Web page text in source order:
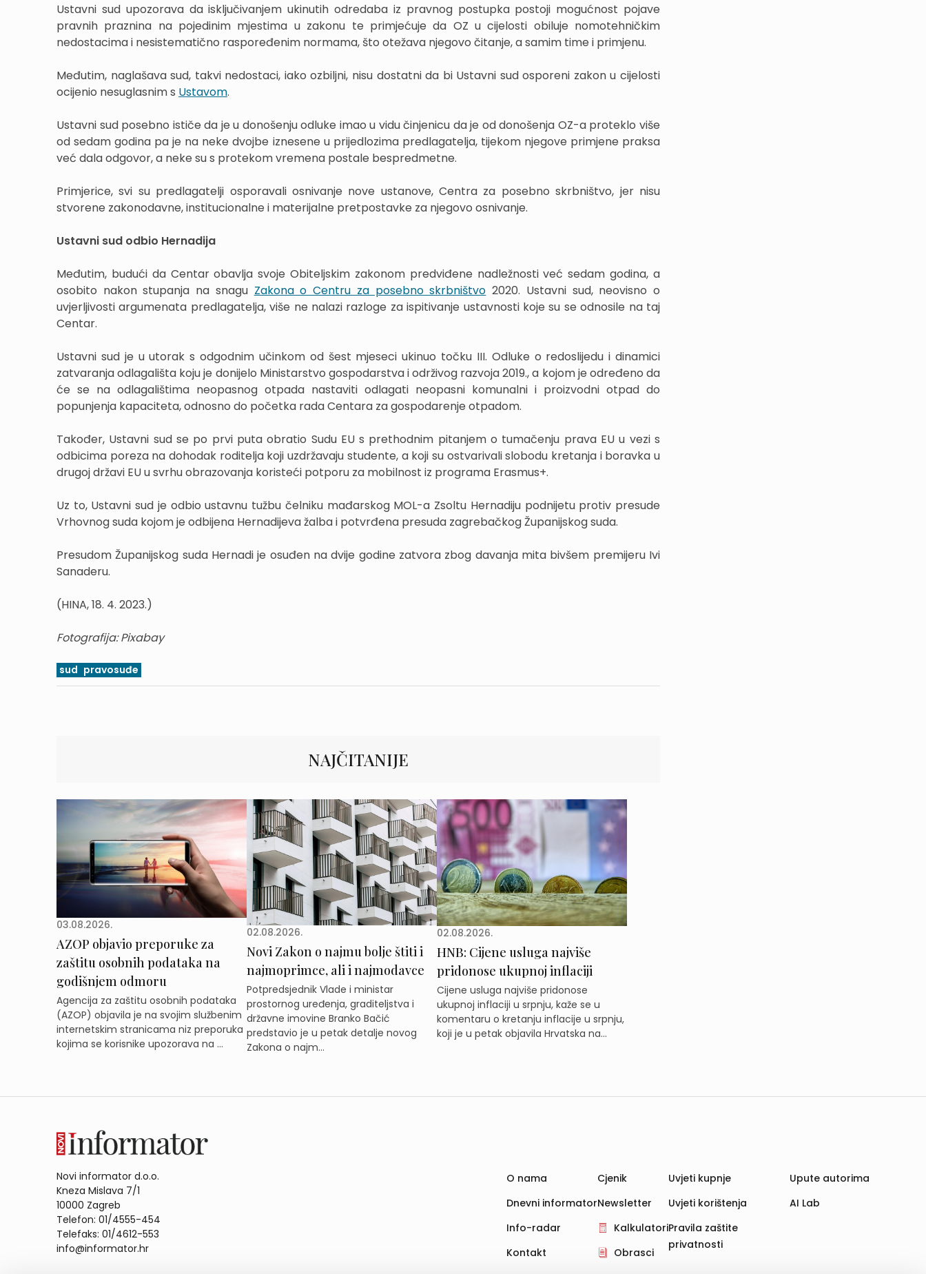
Ustavni sud upozorava da isključivanjem ukinutih odredaba iz pravnog postupka postoji mogućnost pojave
pravnih praznina na pojedinim mjestima u zakonu te primjećuje da OZ u cijelosti obiluje nomotehničkim
nedostacima i nesistematično raspoređenim normama, što otežava njegovo čitanje, a samim time i primjenu.
Međutim, naglašava sud, takvi nedostaci, iako ozbiljni, nisu dostatni da bi Ustavni sud osporeni zakon u cijelosti
ocijenio nesuglasnim s Ustavom.
Ustavni sud posebno ističe da je u donošenju odluke imao u vidu činjenicu da je od donošenja OZ-a proteklo više
od sedam godina pa je na neke dvojbe iznesene u prijedlozima predlagatelja, tijekom njegove primjene praksa
već dala odgovor, a neke su s protekom vremena postale bespredmetne.
Primjerice, svi su predlagatelji osporavali osnivanje nove ustanove, Centra za posebno skrbništvo, jer nisu
stvorene zakonodavne, institucionalne i materijalne pretpostavke za njegovo osnivanje.
Ustavni sud odbio Hernadija
Međutim, budući da Centar obavlja svoje Obiteljskim zakonom predviđene nadležnosti već sedam godina, a
osobito nakon stupanja na snagu Zakona o Centru za posebno skrbništvo 2020. Ustavni sud, neovisno o
uvjerljivosti argumenata predlagatelja, više ne nalazi razloge za ispitivanje ustavnosti koje su se odnosile na taj
Centar.
Ustavni sud je u utorak s odgodnim učinkom od šest mjeseci ukinuo točku III. Odluke o redoslijedu i dinamici
zatvaranja odlagališta koju je donijelo Ministarstvo gospodarstva i održivog razvoja 2019., a kojom je određeno da
će se na odlagalištima neopasnog otpada nastaviti odlagati neopasni komunalni i proizvodni otpad do
popunjenja kapaciteta, odnosno do početka rada Centara za gospodarenje otpadom.
Također, Ustavni sud se po prvi puta obratio Sudu EU s prethodnim pitanjem o tumačenju prava EU u vezi s
odbicima poreza na dohodak roditelja koji uzdržavaju studente, a koji su ostvarivali slobodu kretanja i boravka u
drugoj državi EU u svrhu obrazovanja koristeći potporu za mobilnost iz programa Erasmus+.
Uz to, Ustavni sud je odbio ustavnu tužbu čelniku mađarskog MOL-a Zsoltu Hernadiju podnijetu protiv presude
Vrhovnog suda kojom je odbijena Hernadijeva žalba i potvrđena presuda zagrebačkog Županijskog suda.
Presudom Županijskog suda Hernadi je osuđen na dvije godine zatvora zbog davanja mita bivšem premijeru Ivi
Sanaderu.
(HINA, 18. 4. 2023.)
Fotografija: Pixabay
sud pravosuđe
NAJČITANIJE
03.08.2026.
AZOP objavio preporuke za
zaštitu osobnih podataka na
godišnjem odmoru
Agencija za zaštitu osobnih podataka
(AZOP) objavila je na svojim službenim
internetskim stranicama niz preporuka
kojima se korisnike upozorava na ...
02.08.2026.
Novi Zakon o najmu bolje štiti i
najmoprimce, ali i najmodavce
Potpredsjednik Vlade i ministar
prostornog uređenja, graditeljstva i
državne imovine Branko Bačić
predstavio je u petak detalje novog
Zakona o najm...
02.08.2026.
HNB: Cijene usluga najviše
pridonose ukupnoj inflaciji
Cijene usluga najviše pridonose
ukupnoj inflaciji u srpnju, kaže se u
komentaru o kretanju inflacije u srpnju,
koji je u petak objavila Hrvatska na...
Novi informator d.o.o.
Kneza Mislava 7/1
10000 Zagreb
Telefon: 01/4555-454
Telefaks: 01/4612-553
info@informator.hr
O nama
Dnevni informator
Info-radar
Kontakt
Cjenik
Newsletter
Kalkulatori
Obrasci
Uvjeti kupnje
Uvjeti korištenja
Pravila zaštite
privatnosti
Upute autorima
AI Lab